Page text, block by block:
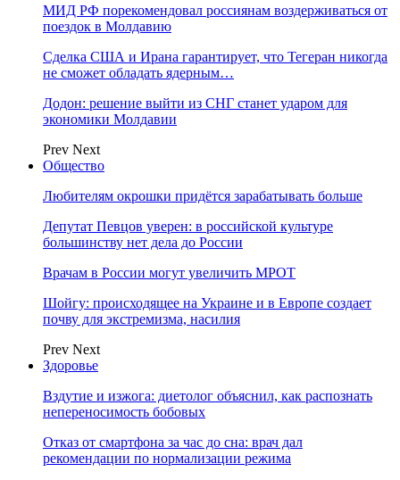
МИД РФ порекомендовал россиянам воздерживаться от
поездок в Молдавию
Сделка США и Ирана гарантирует, что Тегеран никогда
не сможет обладать ядерным…
Додон: решение выйти из СНГ станет ударом для
экономики Молдавии
Prev Next
Общество
Любителям окрошки придётся зарабатывать больше
Депутат Певцов уверен: в российской культуре
большинству нет дела до России
Врачам в России могут увеличить МРОТ
Шойгу: происходящее на Украине и в Европе создает
почву для экстремизма, насилия
Prev Next
Здоровье
Вздутие и изжога: диетолог объяснил, как распознать
непереносимость бобовых
Отказ от смартфона за час до сна: врач дал
рекомендации по нормализации режима